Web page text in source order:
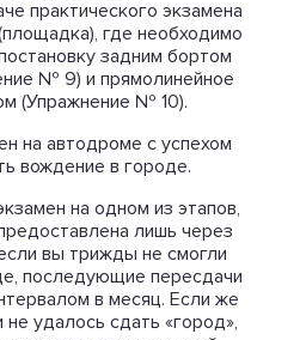
практического экзамена
где необходимо
задним бортом
№ 9) и прямолинейное
(Упражнение № 10).
на автодроме с успехом
вождение в городе.
на одном из этапов,
лишь через
вы трижды не смогли
последующие пересдачи
в месяц. Если же
удалось сдать «город»,